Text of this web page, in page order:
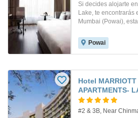
Si decides alojarte
Lake, te encontrarás
Mumbai (Powai),
Powai
Hotel MARRIOTT
APARTMENTS-
MUM